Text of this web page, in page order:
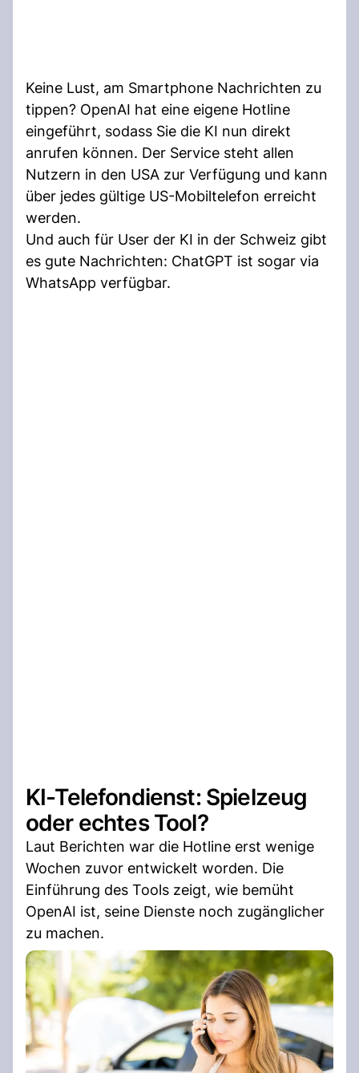
Keine Lust, am Smartphone Nachrichten zu
tippen? OpenAI hat eine eigene Hotline
eingeführt, sodass Sie die KI nun direkt
anrufen können. Der Service steht allen
Nutzern in den USA zur Verfügung und kann
über jedes gültige US-Mobiltelefon erreicht
werden.
Und auch für User der KI in der Schweiz gibt
es gute Nachrichten: ChatGPT ist sogar via
WhatsApp verfügbar.
KI-Telefondienst: Spielzeug
oder echtes Tool?
Laut Berichten war die Hotline erst wenige
Wochen zuvor entwickelt worden. Die
Einführung des Tools zeigt, wie bemüht
OpenAI ist, seine Dienste noch zugänglicher
zu machen.